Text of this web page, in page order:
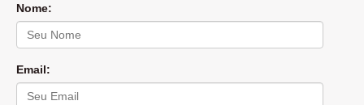
Nome:
Email: